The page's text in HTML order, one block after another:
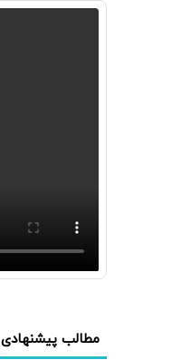
مطالب پیشنهادی